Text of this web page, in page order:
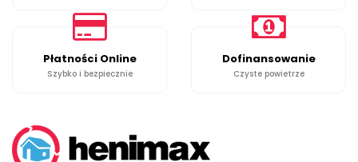
Płatności Online
Szybko i bezpiecznie
Dofinansowanie
Czyste powietrze